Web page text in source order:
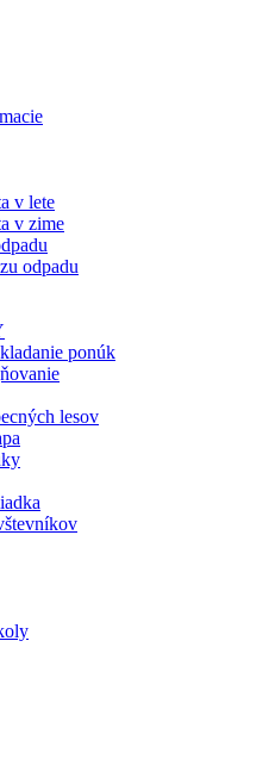
v lete
v zime
odpadu
ponúk
lesov